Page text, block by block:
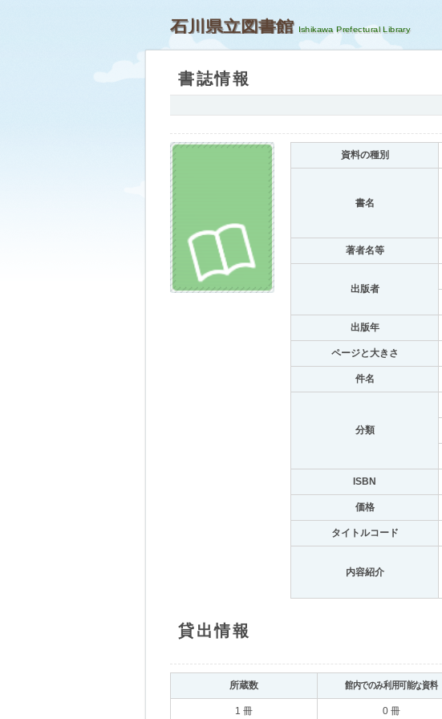
石川県立図書館
書誌情報
資料の種別
書名
著者名等
出版者
出版年
ページと大きさ
件名
分類
ISBN
価格
タイトルコード
内容紹介
貸出情報
所蔵数 館内でのみ利用可能な資料
1 冊 0 冊